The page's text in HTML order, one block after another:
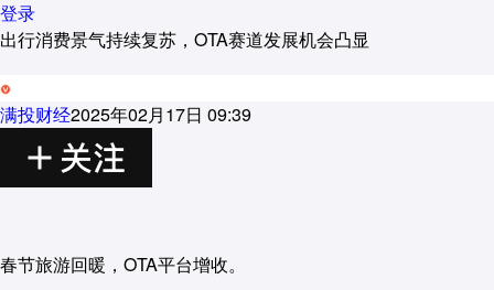
登录
出行消费景气持续复苏，OTA赛道发展机会凸显
满投财经2025年02月17日 09:39
春节旅游回暖，OTA平台增收。